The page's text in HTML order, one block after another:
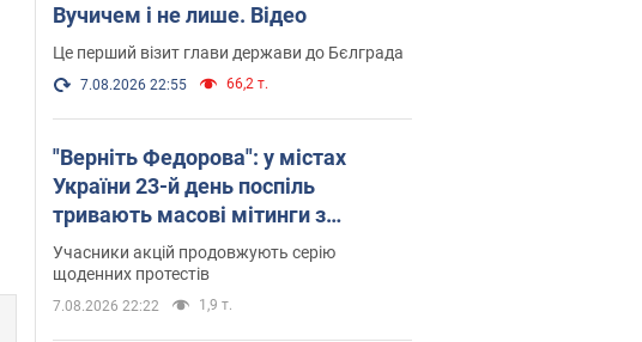
Вучичем і не лише. Відео
Це перший візит глави держави до Бєлграда
7.08.2026 22:55 66,2 т.
"Верніть Федорова": у містах
України 23-й день поспіль
тривають масові мітинги з
картонками. Фото і відео
Учасники акцій продовжують серію
щоденних протестів
7.08.2026 22:22 1,9 т.